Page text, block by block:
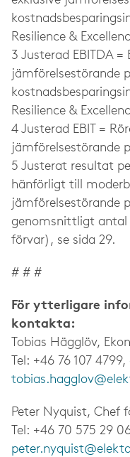
Resilience &
3 Justerad EBITDA =
jämförelsestörande
Resilience &
4 Justerad EBIT =
jämförelsestörande
5 Justerat resultat
hänförligt till
jämförelsestörande
genomsnittligt antal
förvar), se sida 29.
# # #
För ytterligare
kontakta:
Tobias Hägglöv,
Tel: +46 76 107
Peter Nyquist, Chef
Tel: +46 70 575 29